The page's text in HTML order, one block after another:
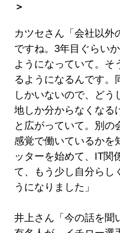
＞
カツセさん「会社以外
ですね。3年目ぐらい
ようになっていて。そ
るようになるんです。
しかいないので、どう
地しか分からなくなる
と広がっていて。別の
感覚で働いているかを
ッターを始めて、IT関
て、もう少し自分らし
うになりました」
井上さん「今の話を聞